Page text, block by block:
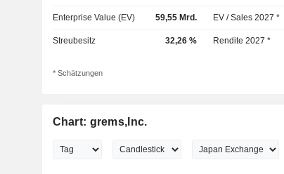
Enterprise Value (EV) 59,55 Mrd. EV / Sales 2027 *
Streubesitz 32,26 % Rendite 2027 *
* Schätzungen
Chart: grems,Inc.